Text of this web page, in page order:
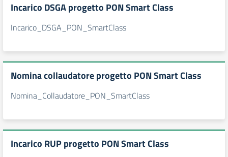
Incarico DSGA progetto PON Smart Class
Incarico_DSGA_PON_SmartClass
Nomina collaudatore progetto PON Smart Class
Nomina_Collaudatore_PON_SmartClass
Incarico RUP progetto PON Smart Class